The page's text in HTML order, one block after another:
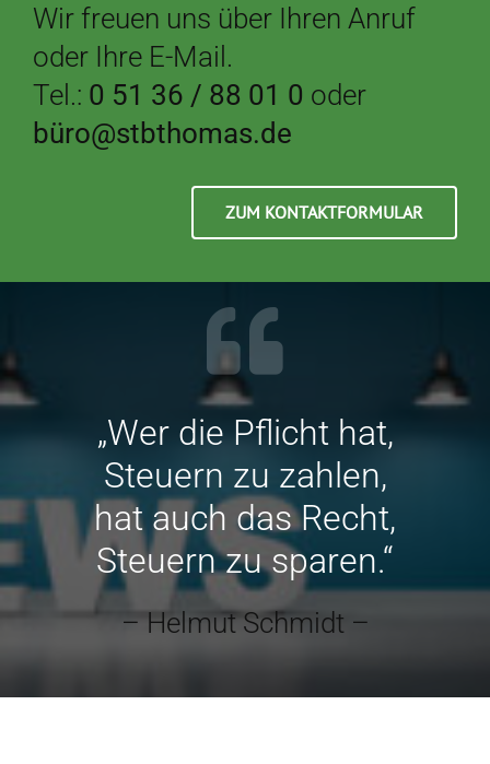
Wir freuen uns über Ihren Anruf
oder Ihre E-Mail.
Tel.: 0 51 36 / 88 01 0 oder
büro@stbthomas.de
ZUM KONTAKTFORMULAR
„Wer die Pflicht hat,
Steuern zu zahlen,
hat auch das Recht,
Steuern zu sparen.“
– Helmut Schmidt –